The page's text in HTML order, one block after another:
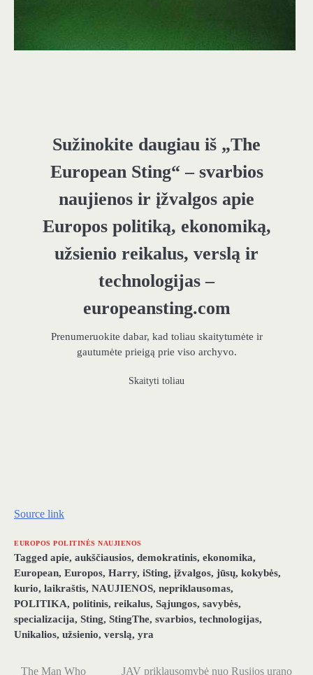
Sužinokite daugiau iš „The
European Sting“ – svarbios
naujienos ir įžvalgos apie
Europos politiką, ekonomiką,
užsienio reikalus, verslą ir
technologijas –
europeansting.com
Prenumeruokite dabar, kad toliau skaitytumėte ir
gautumėte prieigą prie viso archyvo.
Skaityti toliau
Source link
EUROPOS POLITINĖS NAUJIENOS
Tagged apie, aukščiausios, demokratinis, ekonomika,
European, Europos, Harry, iSting, įžvalgos, jūsų, kokybės,
kurio, laikraštis, NAUJIENOS, nepriklausomas,
POLITIKA, politinis, reikalus, Sąjungos, savybės,
specializacija, Sting, StingThe, svarbios, technologijas,
Unikalios, užsienio, verslą, yra
The Man Who
JAV priklausomybė nuo Rusijos urano